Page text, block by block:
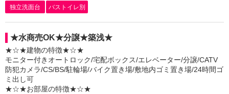
独立洗面台
バストイレ別
★水商売OK★分譲★築浅★
★☆★建物の特徴★☆★
モニター付きオートロック/宅配ボックス/エレベーター/分譲/CATV
防犯カメラ/CS/BS/駐輪場/バイク置き場/敷地内ゴミ置き場/24時間ゴ
ミ出し可
★☆★お部屋の特徴★☆★